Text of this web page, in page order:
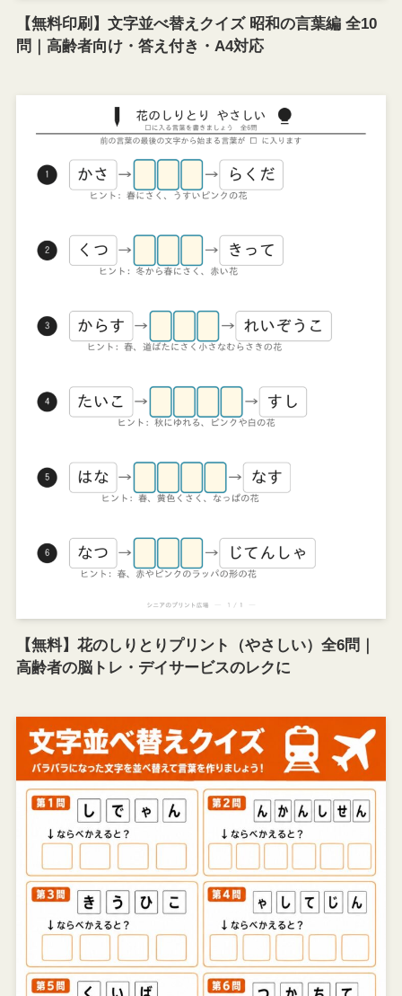
【無料印刷】文字並べ替えクイズ 昭和の言葉編 全10
問｜高齢者向け・答え付き・A4対応
【無料】花のしりとりプリント（やさしい）全6問｜
高齢者の脳トレ・デイサービスのレクに